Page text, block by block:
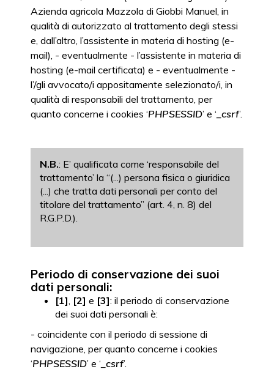
Azienda agricola Mazzola di Giobbi Manuel, in
qualità di autorizzato al trattamento degli stessi
e, dall’altro, l’assistente in materia di hosting (e-
mail), - eventualmente - l’assistente in materia di
hosting (e-mail certificata) e - eventualmente -
l’/gli avvocato/i appositamente selezionato/i, in
qualità di responsabili del trattamento, per
quanto concerne i cookies ‘PHPSESSID’ e ‘ _csrf’.
N.B.: E’ qualificata come ‘responsabile del
trattamento’ la “(...) persona fisica o giuridica
(...) che tratta dati personali per conto del
titolare del trattamento” (art. 4, n. 8) del
R.G.P.D.).
Periodo di conservazione dei suoi
dati personali:
[1], [2] e [3]: il periodo di conservazione
dei suoi dati personali è:
- coincidente con il periodo di sessione di
navigazione, per quanto concerne i cookies
‘PHPSESSID’ e ‘ _csrf’.